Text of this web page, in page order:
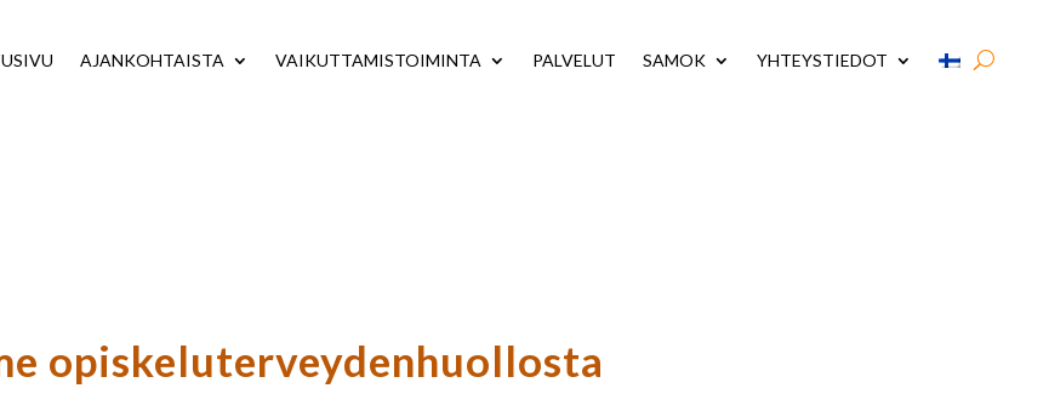
AJANKOHTAISTA VAIKUTTAMISTOIMINTA PALVELUT SAMOK YHTEYSTIEDOT
opiskeluterveydenhuollosta